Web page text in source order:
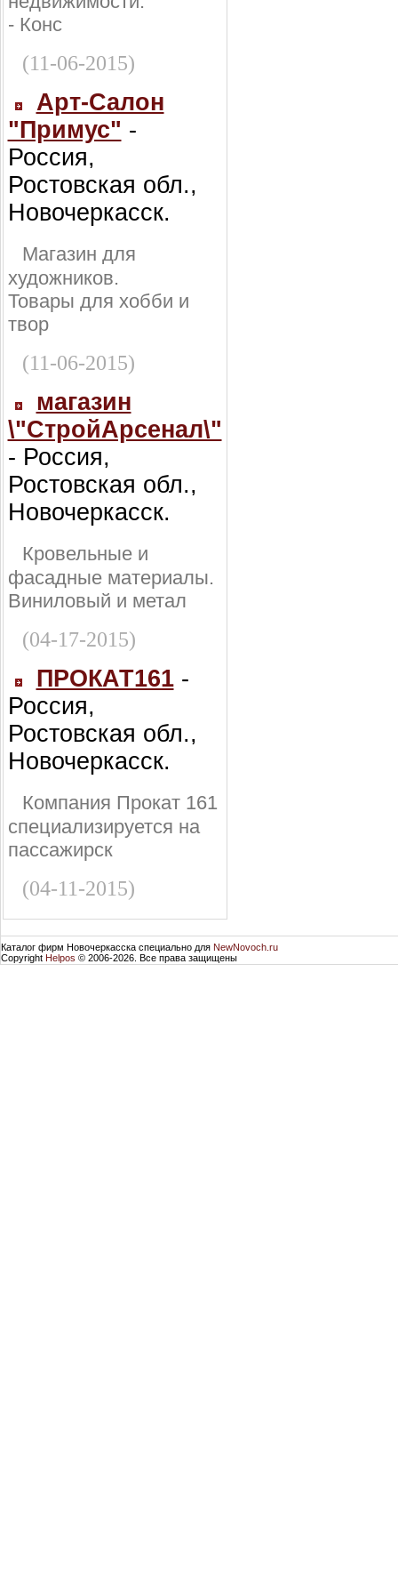
- Конс
(11-06-2015)
Арт-Салон
"Примус" -
Россия,
Ростовская обл.,
Новочеркасск.
Магазин для
художников.
Товары для хобби и
твор
(11-06-2015)
магазин
\"СтройАрсенал\"
- Россия,
Ростовская обл.,
Новочеркасск.
Кровельные и
фасадные материалы.
Виниловый и метал
(04-17-2015)
ПРОКАТ161-
Россия,
Ростовская обл.,
Новочеркасск.
Компания Прокат 161
специализируется на
пассажирск
(04-11-2015)
Каталог фирм Новочеркасска специально для NewNovoch.ru
Copyright Helpos © 2006-2026. Все права защищены